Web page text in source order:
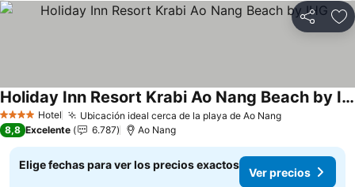
Compartir
4 EstrellasHotel Ubicación ideal cerca de la playa de Ao NangVer precios
Holiday Inn Resort Krabi Ao Nang Beach by IHG
Ver precios
8,8 Excelente 6.787 Ao Nang
Elige fechas para ver los precios exactos
Ver precios